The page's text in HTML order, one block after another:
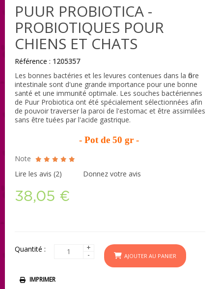
PUUR PROBIOTICA -
PROBIOTIQUES POUR
CHIENS ET CHATS
Référence : 1205357
Les bonnes bactéries et les levures contenues dans la flore
intestinale sont d'une grande importance pour une bonne
santé et une immunité optimale. Les souches bactériennes
de Puur Probiotica ont été spécialement sélectionnées afin
de pouvoir traverser la paroi de l'estomac et être assimilées
sans être tuées par l'acide gastrique.
- Pot de 50 gr -
Note
Lire les avis (2) Donnez votre avis
38,05 €
Quantité : +
- AJOUTER AU PANIER
IMPRIMER